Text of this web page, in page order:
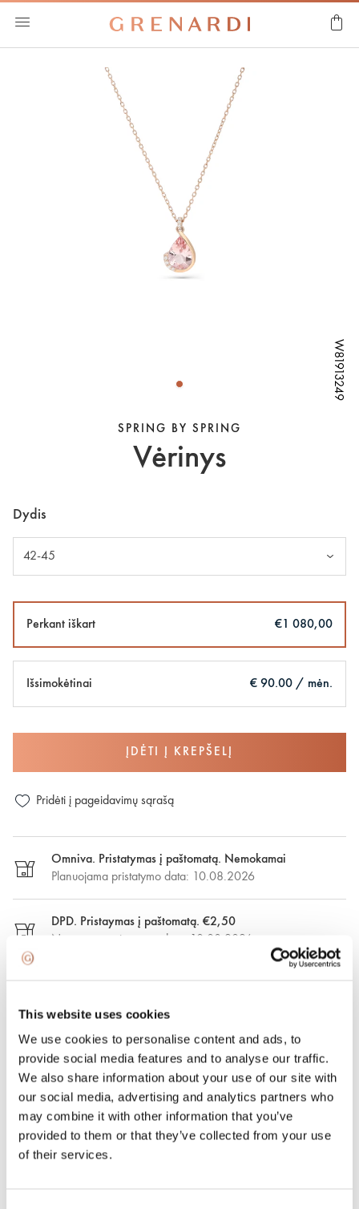
This website uses cookies
We use cookies to personalise content and ads, to
provide social media features and to analyse our traffic.
We also share information about your use of our site with
our social media, advertising and analytics partners who
may combine it with other information that you’ve
provided to them or that they’ve collected from your use
of their services.
W81913249
W81913249
W81913249
SPRING BY SPRING
Vėrinys
Dydis
42-45
Perkant iškart €1 080,00
Išsimokėtinai € 90.00 / mėn.
ĮDĖTI Į KREPŠELĮ
Pridėti į pageidavimų sąrašą
Omniva. Pristatymas į paštomatą. Nemokamai
Planuojama pristatymo data: 10.08.2026
DPD. Pristaymas į paštomatą. €2,50
Numatoma pristatymo data: 10.08.2026
Greitasis pristatymas. €15.00
Greitasis pristatymas Vilniuje ir Vilniaus rajone per vieną
dieną. Pristatymas: 07.08.2026
100 % apdraustas ir saugus pristatymas